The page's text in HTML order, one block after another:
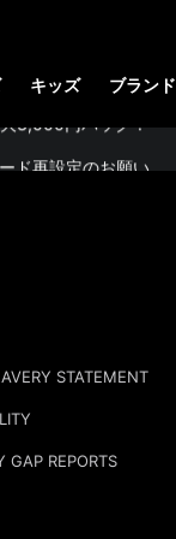
キッズ ブランド
無料・サイズ交換無料
STATEMENT
GAP REPORTS